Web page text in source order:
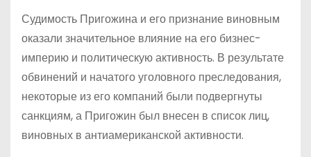
Судимость Пригожина и его признание виновным
оказали значительное влияние на его бизнес-
империю и политическую активность. В результате
обвинений и начатого уголовного преследования,
некоторые из его компаний были подвергнуты
санкциям, а Пригожин был внесен в список лиц,
виновных в антиамериканской активности.